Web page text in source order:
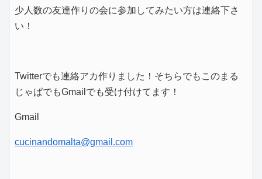
少人数の友達作りの会に参加してみたい方は連絡下さ
い！
Twitterでも連絡アカ作りました！そちらでもこのまる
じゃぱでもGmailでも受け付けてます！
Gmail
cucinandomalta@gmail.com